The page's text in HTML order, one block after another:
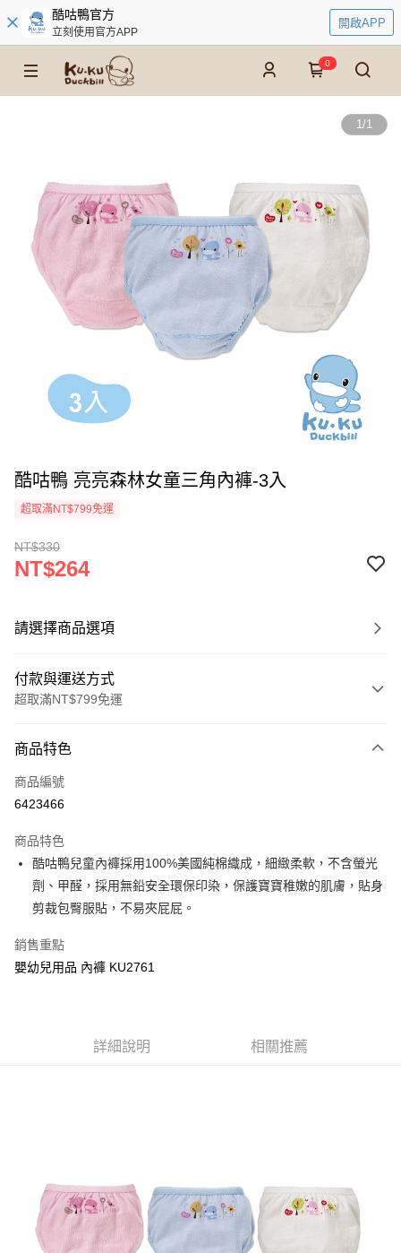
酷咕鴨官方
立刻使用官方APP
開啟APP
0
1/1
酷咕鴨 亮亮森林女童三角內褲-3入
超取滿NT$799免運
NT$330
NT$264
請選擇商品選項
付款與運送方式
超取滿NT$799免運
信用卡一次付款
超商取貨付款
Apple Pay
街口支付
Google Pay
１．於結帳方式選擇「AFTEE先享後付」後，將跳轉至「AFTEE先享後付」
結帳頁面，進行簡訊認證並確認金額後，即可完成結帳。
２．訂單成立數日內，您將收到繳費通知簡訊。
３．收到繳費通知簡訊後14天內，點擊此簡訊中的連結，可透過四大超商／
7-11取貨付款
每筆NT$150，滿NT$799(含以上)免運費
商品特色
商品編號
6423466
商品特色
酷咕鴨兒童內褲採用100%美國純棉織成，細緻柔軟，不含螢光
劑、甲醛，採用無鉛安全環保印染，保護寶寶稚嫩的肌膚，貼身
剪裁包臀服貼，不易夾屁屁。
銷售重點
嬰幼兒用品 內褲 KU2761
詳細說明 相關推薦